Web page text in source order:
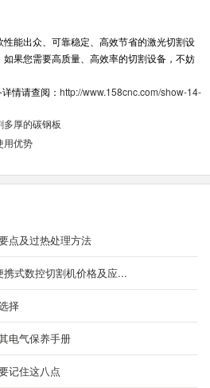
能出众、可靠稳定、高效节省的激光切割设
果您需要高质量、高效率的切割设备，不妨
情请查阅： http://www.158cnc.com/show-14-
多厚的碳钢板
用优势
点及过热处理方法
式数控切割机价格及应...
择
电气保养手册
记住这八点
焊接机采用连续型光纤激光器做光源。
切割机
切割机具备开卷、送料、切割、下料四
由单一切割升级为一站式加工生产线。
31
控等离子切割机